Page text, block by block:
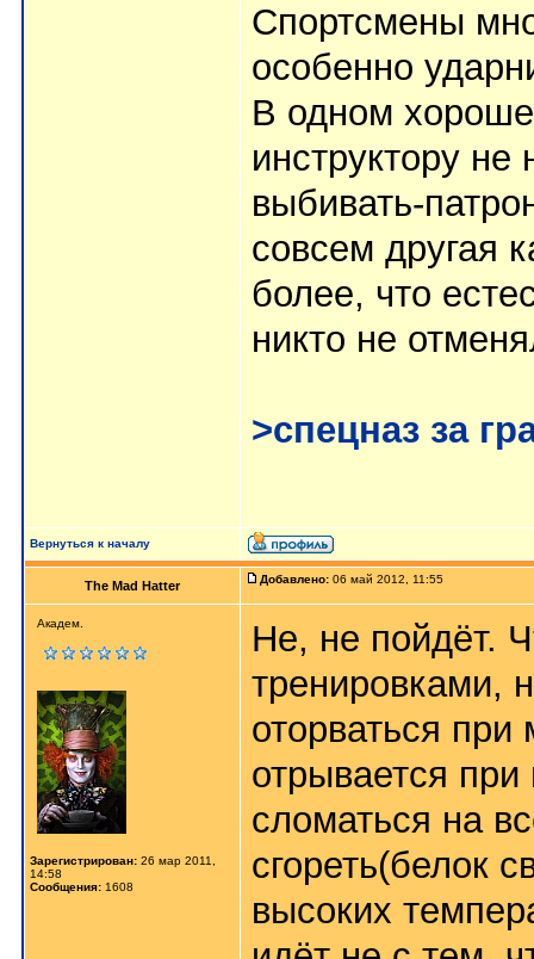
Спортсмены
особенно
В одном
инструктору не
выбивать-
совсем другая
более, что
никто не
>спецназ за
Вернуться к началу
The Mad Hatter Добавлено: 06 май 2012, 11:55
Академ.
Зарегистрирован: 26 мар 2011,
14:58
Сообщения: 1608
Не, не пойдёт.
тренировками,
оторваться
отрывается
сломаться на
сгореть(белок
высоких